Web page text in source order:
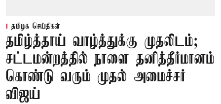
தமிழக செய்திகள்
தமிழ்த்தாய் வாழ்த்துக்கு முதலிடம்;
சட்டமன்றத்தில் நாளை தனித்தீர்மானம்
கொண்டு வரும் முதல் அமைச்சர்
விஜய்